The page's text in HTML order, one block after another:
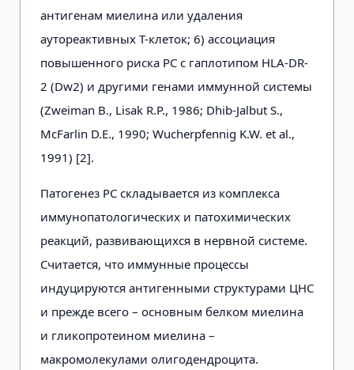
антигенам миелина или удаления
аутореактивных Т-клеток; 6) ассоциация
повышенного риска РС с гаплотипом HLA-DR-
2 (Dw2) и другими генами иммунной системы
(Zweiman B., Lisak R.P., 1986; Dhib-Jalbut S.,
McFarlin D.E., 1990; Wucherpfennig K.W. et al.,
1991) [2].
Патогенез РС складывается из комплекса
иммунопатологических и патохимических
реакций, развивающихся в нервной системе.
Считается, что иммунные процессы
индуцируются антигенными структурами ЦНС
и прежде всего – основным белком миелина
и гликопротеином миелина –
макромолекулами олигодендроцита.